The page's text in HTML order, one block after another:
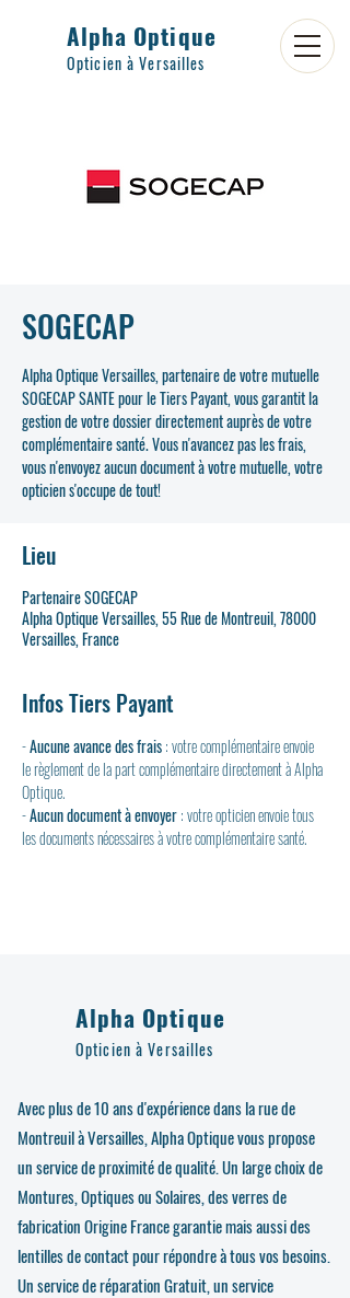
Alpha Optique
Opticien à Versailles
SOGECAP
Alpha Optique Versailles, partenaire de votre mutuelle
SOGECAP SANTE pour le Tiers Payant, vous garantit la
gestion de votre dossier directement auprès de votre
complémentaire santé. Vous n'avancez pas les frais,
vous n'envoyez aucun document à votre mutuelle, votre
opticien s'occupe de tout!
Lieu
Partenaire SOGECAP
Alpha Optique Versailles, 55 Rue de Montreuil, 78000
Versailles, France
Infos Tiers Payant
- Aucune avance des frais : votre complémentaire envoie
le règlement de la part complémentaire directement à Alpha
Optique.
- Aucun document à envoyer : votre opticien envoie tous
les documents nécessaires à votre complémentaire santé.
Alpha Optique
Opticien à Versailles
Avec plus de 10 ans d'expérience dans la rue de
Montreuil à Versailles, Alpha Optique vous propose
un service de proximité de qualité. Un large choix de
Montures, Optiques ou Solaires, des verres de
fabrication Origine France garantie mais aussi des
lentilles de contact pour répondre à tous vos besoins.
Un service de réparation Gratuit, un service